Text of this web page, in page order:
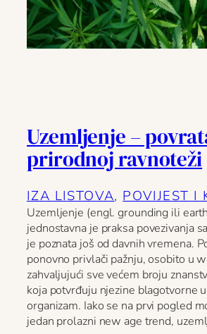
Uzemljenje –
prirodnoj ravnoteži
IZA LISTOVA, POVIJEST I
Uzemljenje (engl. grounding ili
jednostavna je praksa povezivanja
je poznata još od davnih vremena.
ponovno privlači pažnju, osobito u
zahvaljujući sve većem broju
koja potvrđuju njezine blagotvorne
organizam. Iako se na prvi pogled
jedan prolazni new age trend,